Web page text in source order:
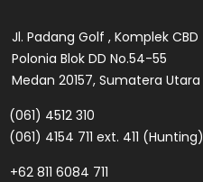
Jl. Padang Golf , Komplek CBD
Polonia Blok DD No.54-55
Medan 20157, Sumatera Utara
(061) 4512 310
(061) 4154 711 ext. 411 (Hunting)
+62 811 6084 711